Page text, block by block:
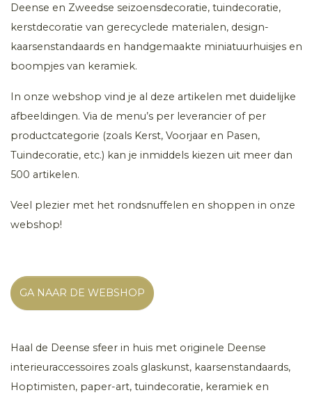
Deense en Zweedse seizoensdecoratie, tuindecoratie,
kerstdecoratie van gerecyclede materialen, design-
kaarsenstandaards en handgemaakte miniatuurhuisjes en
boompjes van keramiek.
In onze webshop vind je al deze artikelen met duidelijke
afbeeldingen. Via de menu’s per leverancier of per
productcategorie (zoals Kerst, Voorjaar en Pasen,
Tuindecoratie, etc.) kan je inmiddels kiezen uit meer dan
500 artikelen.
Veel plezier met het rondsnuffelen en shoppen in onze
webshop!
GA NAAR DE WEBSHOP
Haal de Deense sfeer in huis met originele Deense
interieuraccessoires zoals glaskunst, kaarsenstandaards,
Hoptimisten, paper-art, tuindecoratie, keramiek en